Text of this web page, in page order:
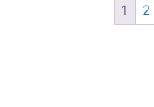
1 2